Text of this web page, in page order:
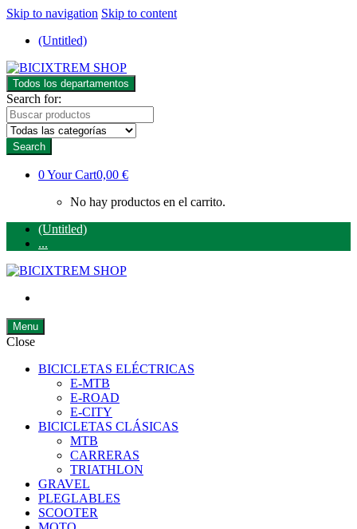
Skip to navigation Skip to content
(Untitled)
Todos los departamentos
Search for:
Search
0Your Cart0,00 €
No hay productos en el carrito.
(Untitled)
...
Menu
Close
BICICLETAS ELÉCTRICAS
E-MTB
E-ROAD
E-CITY
BICICLETAS CLÁSICAS
MTB
CARRERAS
TRIATHLON
GRAVEL
PLEGLABLES
SCOOTER